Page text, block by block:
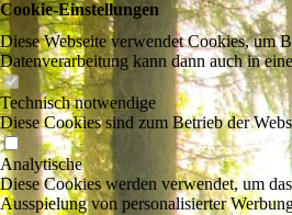
Cookie-Einstellungen
Diese Webseite verwendet Cookies, um
Datenverarbeitung kann dann auch in
Technisch notwendige
Diese Cookies sind zum Betrieb der
Analytische
Diese Cookies werden verwendet, um
Ausspielung von personalisierter